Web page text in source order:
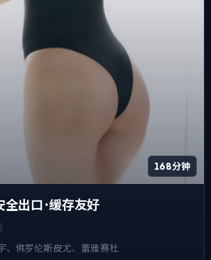
168分钟
出口 · 缓存友好
、佛罗伦斯·皮尤、蕾雅·赛杜